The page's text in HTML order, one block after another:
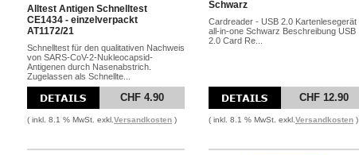
Alltest Antigen Schnelltest
CE1434 - einzelverpackt
AT1172/21
Schnelltest für den qualitativen Nachweis
von SARS-CoV-2-Nukleocapsid-
Antigenen durch Nasenabstrich.
Zugelassen als Schnellte...
CHF 4.90
( inkl. 8.1 % MwSt. exkl. Versandkosten )
Schwarz
Cardreader - USB 2.0 Kartenlesegerät
all-in-one Schwarz Beschreibung USB
2.0 Card Re...
CHF 12.90
( inkl. 8.1 % MwSt. exkl. Versandkosten )